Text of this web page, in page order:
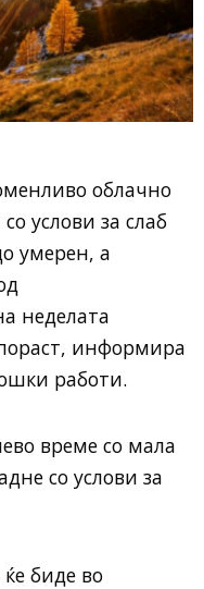
облачно
услови за слаб
умерен, а
неделата
информира
работи.
време со мала
со услови за
биде во